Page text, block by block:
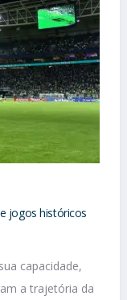
jogos históricos
capacidade,
a trajetória da